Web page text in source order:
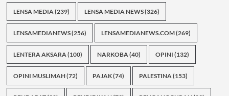
LENSA MEDIA(239) LENSA MEDIA NEWS(326)
LENSAMEDIANEWS(256) LENSAMEDIANEWS.COM(269)
LENTERA AKSARA(100) NARKOBA(40) OPINI (132)
OPINI MUSLIMAH(72) PAJAK(74) PALESTINA(153)